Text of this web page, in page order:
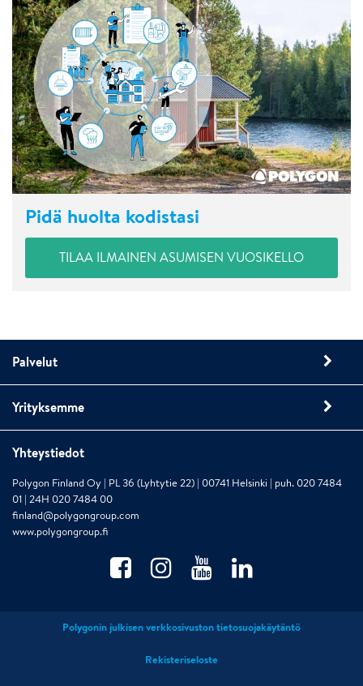
Pidä huolta kodistasi
TILAA ILMAINEN ASUMISEN VUOSIKELLO
Palvelut
Yrityksemme
Yhteystiedot
Polygon Finland Oy | PL 36 (Lyhtytie 22) | 00741 Helsinki | puh. 020 7484
01 | 24H 020 7484 00
finland@polygongroup.com
www.polygongroup.fi
Polygonin julkisen verkkosivuston tietosuojakäytäntö
Rekisteriseloste